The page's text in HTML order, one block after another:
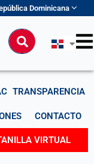
Dominicana
Buscar
TRANSPARENCIA
CONTACTO
VIRTUAL